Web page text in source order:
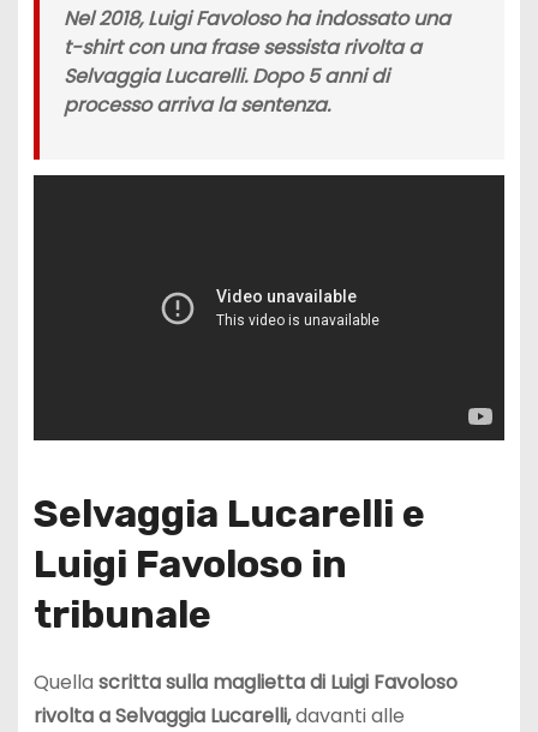
Nel 2018,Luigi Favolosoha indossato una
t-shirt con una frase sessista rivolta a
Selvaggia Lucarelli. Dopo 5 anni di
processo arriva la sentenza.
Selvaggia Lucarelli e
Luigi Favoloso in
tribunale
Quella scritta sulla maglietta di Luigi Favoloso
rivolta a Selvaggia Lucarelli,davanti alle